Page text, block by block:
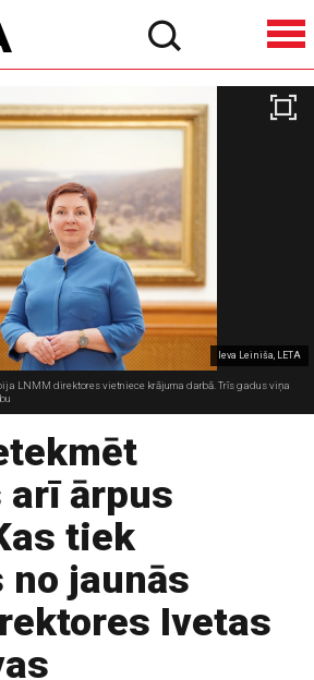
Ieva Leiniša, LETA
LNMM direktores vietniece krājuma darbā. Trīs gadus viņa
arī ārpus
tiek
jaunās
Ivetas